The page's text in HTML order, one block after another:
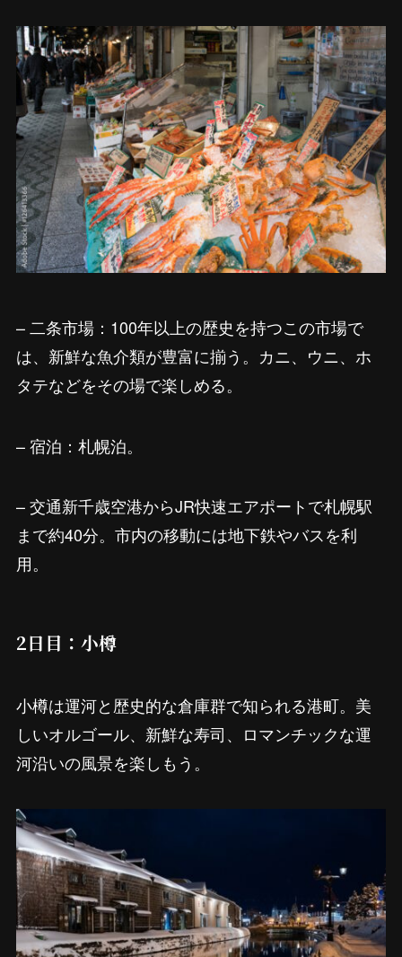
– 二条市場：100年以上の歴史を持つこの市場で
は、新鮮な魚介類が豊富に揃う。カニ、ウニ、ホ
タテなどをその場で楽しめる。
– 宿泊：札幌泊。
– 交通新千歳空港からJR快速エアポートで札幌駅
まで約40分。市内の移動には地下鉄やバスを利
用。
2日目：小樽
小樽は運河と歴史的な倉庫群で知られる港町。美
しいオルゴール、新鮮な寿司、ロマンチックな運
河沿いの風景を楽しもう。